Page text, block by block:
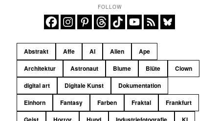
FOLLOW
Abstrakt Affe AI Alien
Ape
Architektur
Astronaut Blume Blüte
Clown
digital art
Digitale Kunst
Dokumentation
Einhorn
Fantasy Farben Fraktal
Frankfurt